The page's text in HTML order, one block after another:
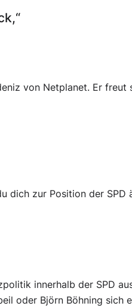
von Netplanet. Er freut
dich zur Position der SPD
innerhalb der SPD
oder Björn Böhning sich